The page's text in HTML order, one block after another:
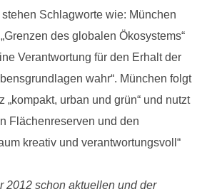
stehen Schlagworte wie: München
des globalen Ökosystems“
Verantwortung für den Erhalt der
wahr“. München folgt
„kompakt, urban und grün“ und nutzt
Flächenreserven und den
kreativ und verantwortungsvoll“
2012 schon aktuellen und der